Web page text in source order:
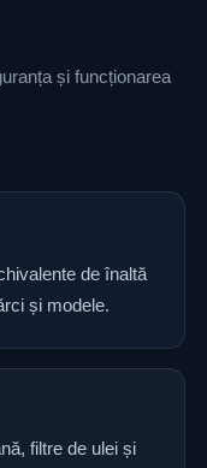
și funcționarea
de înaltă
și modele.
filtre de ulei și